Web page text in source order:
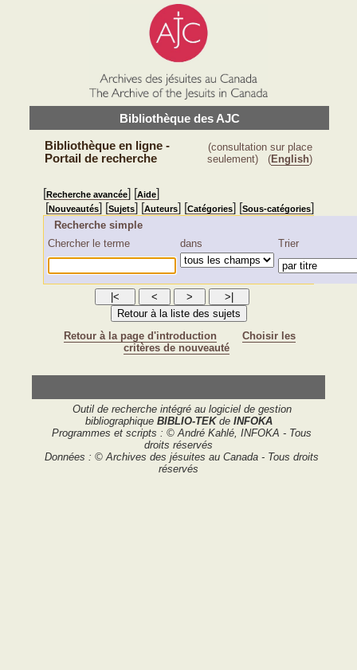
Bibliothèque des AJC
Bibliothèque en ligne -
Portail de recherche
(consultation sur place
seulement) (English)
[Recherche avancée] [Aide]
[Nouveautés] [Sujets] [Auteurs] [Catégories] [Sous-catégories]
Recherche simple
Chercher le terme
dans Trier
Retour à la page d'introduction
Choisir les
critères de nouveauté
Outil de recherche intégré au logiciel de gestion
bibliographique BIBLIO-TEKde INFOKA
Programmes et scripts : © André Kahlé, INFOKA - Tous
droits réservés
Données : © Archives des jésuites au Canada - Tous droits
réservés